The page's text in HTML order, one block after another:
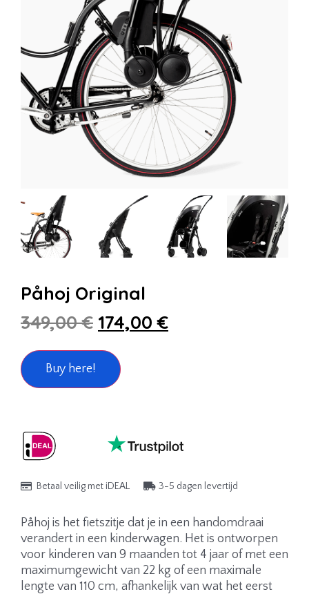
Påhoj Original
349,00€ 174,00€
Buy here!
Betaal veilig met iDEAL 3-5 dagen levertijd
Påhoj is het fietszitje dat je in een handomdraai
verandert in een kinderwagen. Het is ontworpen
voor kinderen van 9 maanden tot 4 jaar of met een
maximumgewicht van 22 kg of een maximale
lengte van 110 cm, afhankelijk van wat het eerst